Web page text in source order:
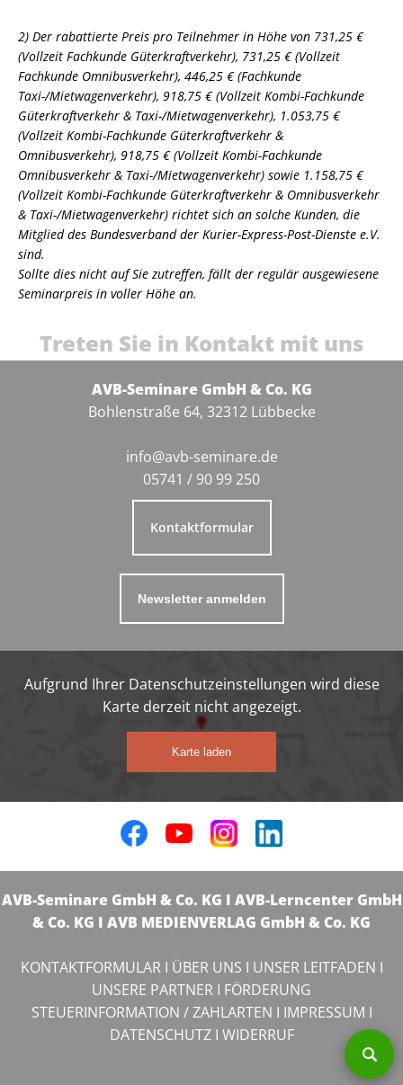
2) Der rabattierte Preis pro Teilnehmer in Höhe von 731,25 €
(Vollzeit Fachkunde Güterkraftverkehr), 731,25 € (Vollzeit
Fachkunde Omnibusverkehr), 446,25 € (Fachkunde
Taxi-/Mietwagenverkehr), 918,75 € (Vollzeit Kombi-Fachkunde
Güterkraftverkehr & Taxi-/Mietwagenverkehr), 1.053,75 €
(Vollzeit Kombi-Fachkunde Güterkraftverkehr &
Omnibusverkehr), 918,75 € (Vollzeit Kombi-Fachkunde
Omnibusverkehr & Taxi-/Mietwagenverkehr) sowie 1.158,75 €
(Vollzeit Kombi-Fachkunde Güterkraftverkehr & Omnibusverkehr
& Taxi-/Mietwagenverkehr) richtet sich an solche Kunden, die
Mitglied des Bundesverband der Kurier-Express-Post-Dienste e.V.
sind.
Sollte dies nicht auf Sie zutreffen, fällt der regulär ausgewiesene
Seminarpreis in voller Höhe an.
Treten Sie in Kontakt mit uns
AVB-Seminare GmbH & Co. KG
Bohlenstraße 64, 32312 Lübbecke
info@avb-seminare.de
05741 / 90 99 250
Kontaktformular
Newsletter anmelden
Aufgrund Ihrer Datenschutzeinstellungen wird diese
Karte derzeit nicht angezeigt.
Karte laden
AVB-Seminare GmbH & Co. KG I AVB-Lerncenter GmbH
& Co. KG I AVB MEDIENVERLAG GmbH & Co. KG
KONTAKTFORMULARI ÜBER UNS I UNSER LEITFADEN I
UNSERE PARTNER I FÖRDERUNG
STEUERINFORMATION / ZAHLARTEN I IMPRESSUM I
DATENSCHUTZI WIDERRUF